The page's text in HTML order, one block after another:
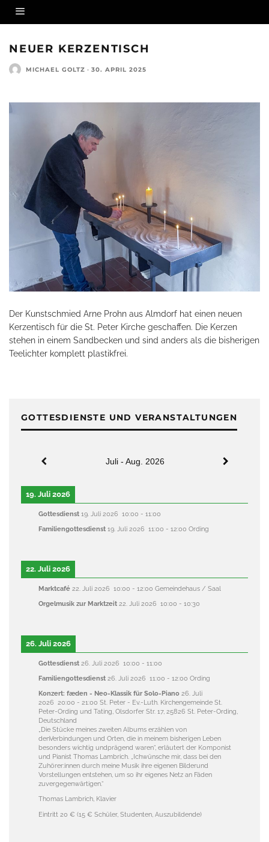
NEUER KERZENTISCH
MICHAEL GOLTZ · 30. APRIL 2025
Der Kunstschmied Arne Prohn aus Almdorf hat einen neuen
Kerzentisch für die St. Peter Kirche geschaffen. Die Kerzen
stehen in einem Sandbecken und sind anders als die bisherigen
Teelichter komplett plastikfrei.
GOTTESDIENSTE UND VERANSTALTUNGEN
Juli - Aug. 2026
19. Juli 2026
Gottesdienst 19. Juli 2026 10:00 - 11:00
Familiengottesdienst 19. Juli 2026 11:00 - 12:00 Ording
22. Juli 2026
Marktcafé 22. Juli 2026 10:00 - 12:00 Gemeindehaus / Saal
Orgelmusik zur Marktzeit 22. Juli 2026 10:00 - 10:30
26. Juli 2026
Gottesdienst 26. Juli 2026 10:00 - 11:00
Familiengottesdienst 26. Juli 2026 11:00 - 12:00 Ording
Konzert: fæden - Neo-Klassik für Solo-Piano 26. Juli
2026
20:00 - 21:00 St. Peter - Ev.-Luth. Kirchengemeinde St.
Peter-Ording und Tating, Olsdorfer Str. 17, 25826 St. Peter-Ording,
Deutschland
„Die Stücke meines zweiten Albums erzählen von
denVerbindungen und Orten, die in meinem bisherigen Leben
besonders wichtig undprägend waren“, erläutert der Komponist
und Pianist Thomas Lambrich. „Ichwünsche mir, dass bei den
Zuhörer:innen durch meine Musik ihre eigenen Bilderund
Vorstellungen entstehen, um so ihr eigenes Netz an Fäden
zuvergegenwärtigen.“
Thomas Lambrich, Klavier
Eintritt 20 € (15 € Schüler, Studenten, Auszubildende)